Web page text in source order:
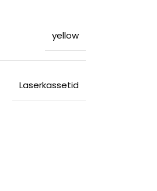
yellow
Laserkassetid